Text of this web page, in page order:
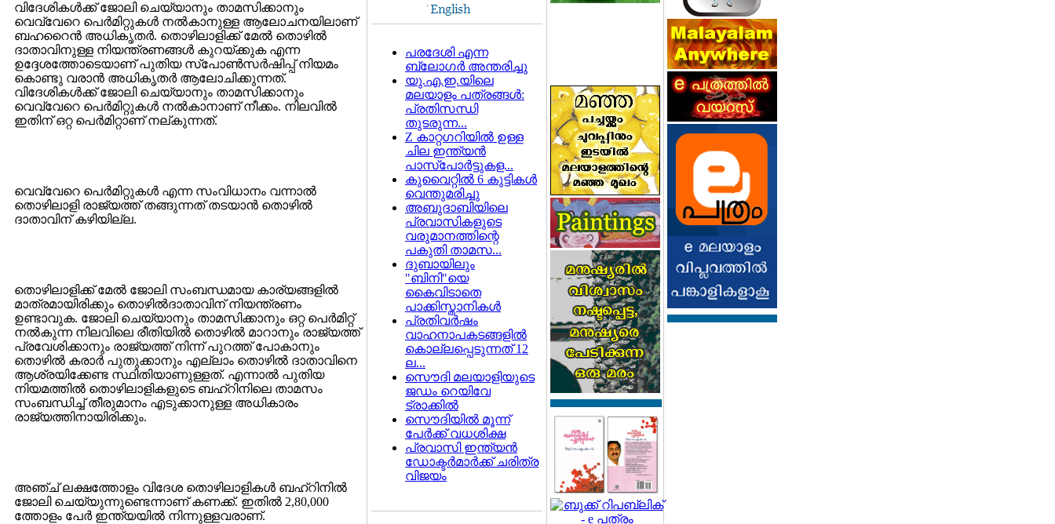
വിദേശികള്‍ക്ക് ജോലി ചെയ്യാനും താമസിക്കാനും
വെവ്വേറെ പെര്‍മിറ്റുകള്‍ നല്‍കാനുള്ള ആലോചനയിലാണ്
ബഹറൈന്‍ അധികൃതര്‍. തൊഴിലാളിക്ക് മേല്‍ തൊഴില്‍
ദാതാവിനുള്ള നിയന്ത്രണങ്ങള്‍ കുറയ്ക്കുക എന്ന
ഉദ്ദേശത്തോടെയാണ് പുതിയ സ്പോണ്‍സര്‍ഷിപ്പ് നിയമം
കൊണ്ടു വരാന്‍ അധികൃതര്‍ ആലോചിക്കുന്നത്.
വിദേശികള്‍ക്ക് ജോലി ചെയ്യാനും താമസിക്കാനും
വെവ്വേറെ പെര്‍മിറ്റുകള്‍ നല്‍കാനാണ് നീക്കം. നിലവില്‍
ഇതിന് ഒറ്റ പെര്‍മിറ്റാണ് നല്കുന്നത്.
വെവ്വേറെ പെര്‍മിറ്റുകള്‍ എന്ന സംവിധാനം വന്നാല്‍
തൊഴിലാളി രാജ്യത്ത് തങ്ങുന്നത് തടയാന്‍ തൊഴില്‍
ദാതാവിന് കഴിയില്ല.
തൊഴിലാളിക്ക് മേല്‍ ജോലി സംബന്ധമായ കാര്യങ്ങളില്‍
മാത്രമായിരിക്കും തൊഴില്‍ദാതാവിന് നിയന്ത്രണം
ഉണ്ടാവുക. ജോലി ചെയ്യാനും താമസിക്കാനും ഒറ്റ പെര്‍മിറ്റ്
നല്‍കുന്ന നിലവിലെ രീതിയില്‍ തൊഴില്‍ മാറാനും രാജ്യത്ത്
പ്രവേശിക്കാനും രാജ്യത്ത് നിന്ന് പുറത്ത് പോകാനും
തൊഴില്‍ കരാര്‍ പുതുക്കാനും എല്ലാം തൊഴില്‍ ദാതാവിനെ
ആശ്രയിക്കേണ്ട സ്ഥിതിയാണുള്ളത്. എന്നാല്‍ പുതിയ
നിയമത്തില്‍ തൊഴിലാളികളുടെ ബഹ്റിനിലെ താമസം
സംബന്ധിച്ച് തീരുമാനം എടുക്കാനുള്ള അധികാരം
രാജ്യത്തിനായിരിക്കും.
അഞ്ച് ലക്ഷത്തോളം വിദേശ തൊഴിലാളികള്‍ ബഹ്റിനില്‍
ജോലി ചെയ്യുന്നുണ്ടെന്നാണ് കണക്ക്. ഇതില്‍ 2,80,000
ത്തോളം പേര്‍ ഇന്ത്യയില്‍ നിന്നുള്ളവരാണ്.
പരദേശി എന്ന
ബ്ലോഗര്‍ അന്തരിച്ചു
യു.എ.ഇ.യിലെ
മലയാളം പത്രങ്ങള്‍:
പ്രതിസന്ധി
തുടരുന്ന...
Z കാറ്റഗറിയില്‍ ഉള്ള
ചില ഇന്ത്യന്‍
പാസ്പോര്‍ട്ടുകള...
കുവൈറ്റില്‍ 6 കുട്ടികള്‍
വെന്തുമരിച്ചു
അബുദാബിയിലെ
പ്രവാസികളുടെ
വരുമാനത്തിന്റെ
പകുതി താമസ...
ദുബായിലും
"ബിനി"യെ
കൈവിടാതെ
പാക്കിസ്താനികള്‍
പ്രതിവര്‍ഷം
വാഹനാപകടങ്ങളില്‍
കൊല്ലപ്പെടുന്നത് 12
ല...
സൌദി മലയാളിയുടെ
ജഡം റെയിവേ
ട്രാക്കില്‍
സൌദിയില്‍ മൂന്ന്
പേര്‍ക്ക് വധശിക്ഷ
പ്രവാസി ഇന്ത്യന്‍
ഡോക്ടര്‍മാര്‍ക്ക് ചരിത്ര
വിജയം